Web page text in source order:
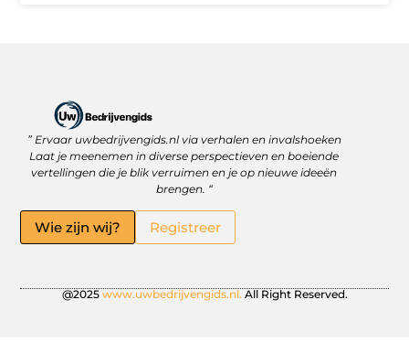
” Ervaar uwbedrijvengids.nl via verhalen en invalshoeken
Laat je meenemen in diverse perspectieven en boeiende
vertellingen die je blik verruimen en je op nieuwe ideeën
brengen. “
Wie zijn wij? Registreer
@2025 www.uwbedrijvengids.nl. All Right Reserved.